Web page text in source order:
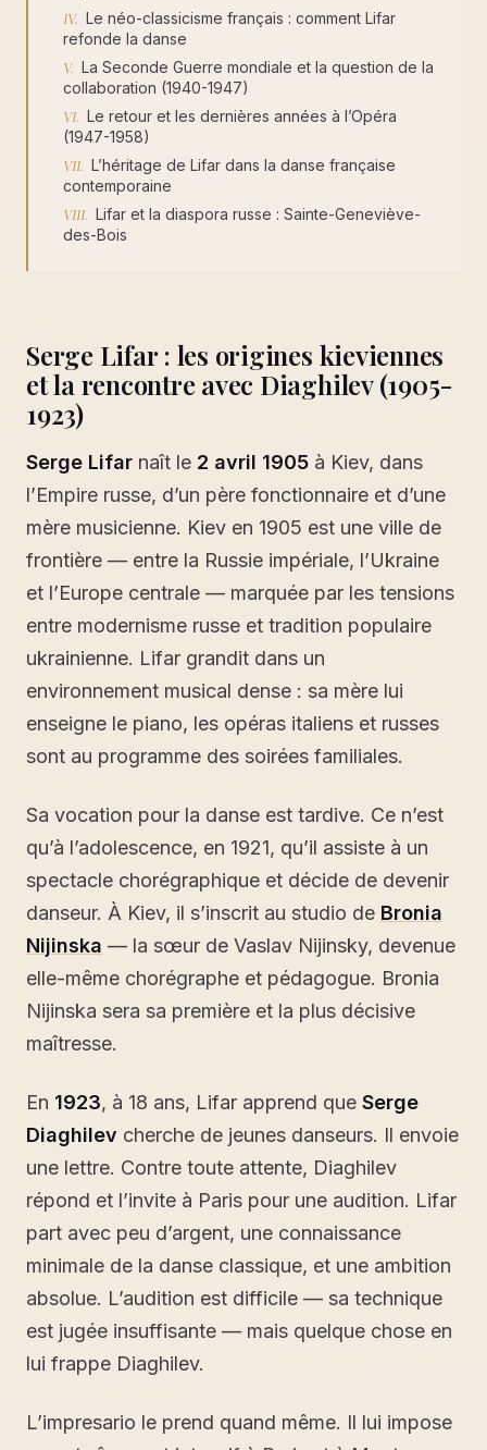
Le néo-classicisme français : comment Lifar
refonde la danse
La Seconde Guerre mondiale et la question de la
collaboration (1940-1947)
Le retour et les dernières années à l’Opéra
(1947-1958)
L’héritage de Lifar dans la danse française
contemporaine
Lifar et la diaspora russe : Sainte-Geneviève-
des-Bois
Serge Lifar : les origines kieviennes
et la rencontre avec Diaghilev (1905-
1923)
Serge Lifar naît le 2 avril 1905 à Kiev, dans
l’Empire russe, d’un père fonctionnaire et d’une
mère musicienne. Kiev en 1905 est une ville de
frontière — entre la Russie impériale, l’Ukraine
et l’Europe centrale — marquée par les tensions
entre modernisme russe et tradition populaire
ukrainienne. Lifar grandit dans un
environnement musical dense : sa mère lui
enseigne le piano, les opéras italiens et russes
sont au programme des soirées familiales.
Sa vocation pour la danse est tardive. Ce n’est
qu’à l’adolescence, en 1921, qu’il assiste à un
spectacle chorégraphique et décide de devenir
danseur. À Kiev, il s’inscrit au studio de Bronia
Nijinska — la sœur de Vaslav Nijinsky, devenue
elle-même chorégraphe et pédagogue. Bronia
Nijinska sera sa première et la plus décisive
maîtresse.
En 1923, à 18 ans, Lifar apprend que Serge
Diaghilev cherche de jeunes danseurs. Il envoie
une lettre. Contre toute attente, Diaghilev
répond et l’invite à Paris pour une audition. Lifar
part avec peu d’argent, une connaissance
minimale de la danse classique, et une ambition
absolue. L’audition est difficile — sa technique
est jugée insuffisante — mais quelque chose en
lui frappe Diaghilev.
L’impresario le prend quand même. Il lui impose